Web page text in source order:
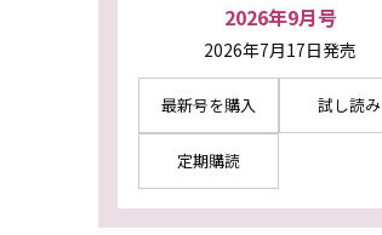
2026年9月号
2026年7月17日発売
最新号を購入 試し読み
定期購読